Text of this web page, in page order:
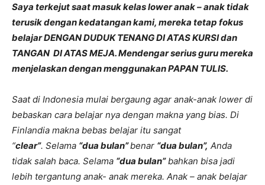
Saya terkejut saat masuk kelas lower anak – anak tidak
terusik dengan kedatangan kami, mereka tetap fokus
belajar DENGAN DUDUK TENANG DI ATAS KURSI dan
TANGAN DI ATAS MEJA. Mendengar serius guru mereka
menjelaskan dengan menggunakan PAPAN TULIS.
Saat di Indonesia mulai bergaung agar anak-anak lower di
bebaskan cara belajar nya dengan makna yang bias. Di
Finlandia makna bebas belajar itu sangat
“clear”. Selama “dua bulan”benar “dua bulan”, Anda
tidak salah baca. Selama “dua bulan”bahkan bisa jadi
lebih tergantung anak- anak mereka. Anak – anak belajar